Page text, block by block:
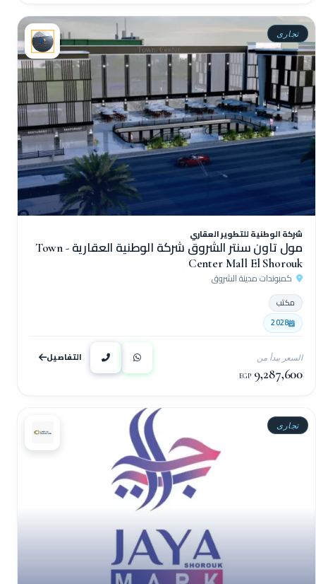
تجارى
شركة الوطنية للتطوير العقاري
مول تاون سنتر الشروق شركة الوطنية العقارية - Town
Center Mall El Shorouk
كمبوندات مدينة الشروق
مكتب
2028
السعر يبدأ من
9,287,600
EGP
التفاصيل
تجارى